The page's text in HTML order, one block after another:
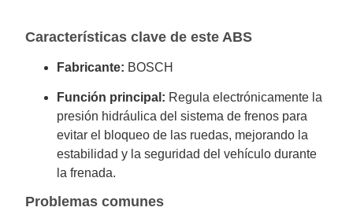
Características clave de este ABS
Fabricante: BOSCH
Función principal: Regula electrónicamente la
presión hidráulica del sistema de frenos para
evitar el bloqueo de las ruedas, mejorando la
estabilidad y la seguridad del vehículo durante
la frenada.
Problemas comunes